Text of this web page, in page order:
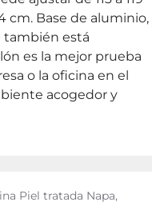
cm. Base de aluminio,
también está
es la mejor prueba
o la oficina en el
acogedor y
Piel tratada Napa,